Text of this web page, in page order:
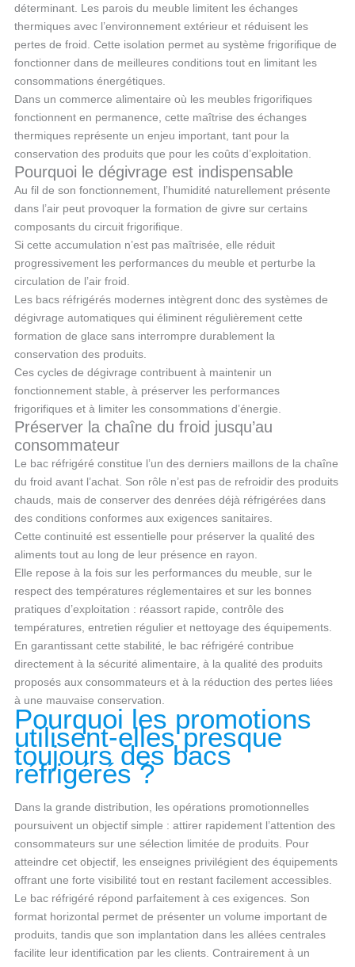
déterminant. Les parois du meuble limitent les échanges
thermiques avec l’environnement extérieur et réduisent les
pertes de froid. Cette isolation permet au système frigorifique de
fonctionner dans de meilleures conditions tout en limitant les
consommations énergétiques.
Dans un commerce alimentaire où les meubles frigorifiques
fonctionnent en permanence, cette maîtrise des échanges
thermiques représente un enjeu important, tant pour la
conservation des produits que pour les coûts d’exploitation.
Pourquoi le dégivrage est indispensable
Au fil de son fonctionnement, l’humidité naturellement présente
dans l’air peut provoquer la formation de givre sur certains
composants du circuit frigorifique.
Si cette accumulation n’est pas maîtrisée, elle réduit
progressivement les performances du meuble et perturbe la
circulation de l’air froid.
Les bacs réfrigérés modernes intègrent donc des systèmes de
dégivrage automatiques qui éliminent régulièrement cette
formation de glace sans interrompre durablement la
conservation des produits.
Ces cycles de dégivrage contribuent à maintenir un
fonctionnement stable, à préserver les performances
frigorifiques et à limiter les consommations d’énergie.
Préserver la chaîne du froid jusqu’au
consommateur
Le bac réfrigéré constitue l’un des derniers maillons de la chaîne
du froid avant l’achat. Son rôle n’est pas de refroidir des produits
chauds, mais de conserver des denrées déjà réfrigérées dans
des conditions conformes aux exigences sanitaires.
Cette continuité est essentielle pour préserver la qualité des
aliments tout au long de leur présence en rayon.
Elle repose à la fois sur les performances du meuble, sur le
respect des températures réglementaires et sur les bonnes
pratiques d’exploitation : réassort rapide, contrôle des
températures, entretien régulier et nettoyage des équipements.
En garantissant cette stabilité, le bac réfrigéré contribue
directement à la sécurité alimentaire, à la qualité des produits
proposés aux consommateurs et à la réduction des pertes liées
à une mauvaise conservation.
Pourquoi les promotions
utilisent-elles presque
toujours des bacs
réfrigérés ?
Dans la grande distribution, les opérations promotionnelles
poursuivent un objectif simple : attirer rapidement l’attention des
consommateurs sur une sélection limitée de produits. Pour
atteindre cet objectif, les enseignes privilégient des équipements
offrant une forte visibilité tout en restant facilement accessibles.
Le bac réfrigéré répond parfaitement à ces exigences. Son
format horizontal permet de présenter un volume important de
produits, tandis que son implantation dans les allées centrales
facilite leur identification par les clients. Contrairement à un